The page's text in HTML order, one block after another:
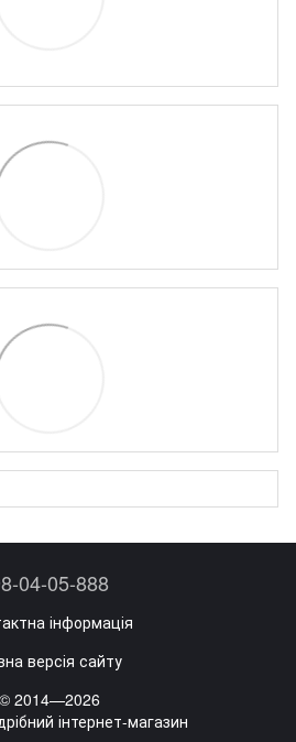
04-05-888
інформація
версія сайту
© 2014—2026
інтернет-магазин